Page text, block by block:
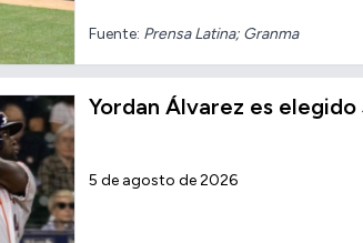
Fuente: Prensa Latina; Granma
Yordan Álvarez es
5 de agosto de 2026